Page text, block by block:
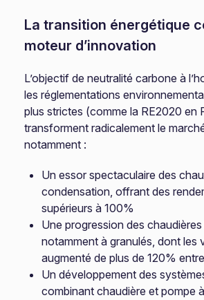
La transition énergétique
moteur d’innovation
L’objectif de neutralité carbone à
les réglementations
plus strictes (comme la RE2020 en
transforment radicalement le
notamment :
Un essor spectaculaire des
condensation, offrant des
supérieurs à 100%
Une progression des
notamment à granulés, dont les
augmenté de plus de 120%
Un développement des
combinant chaudière et pompe